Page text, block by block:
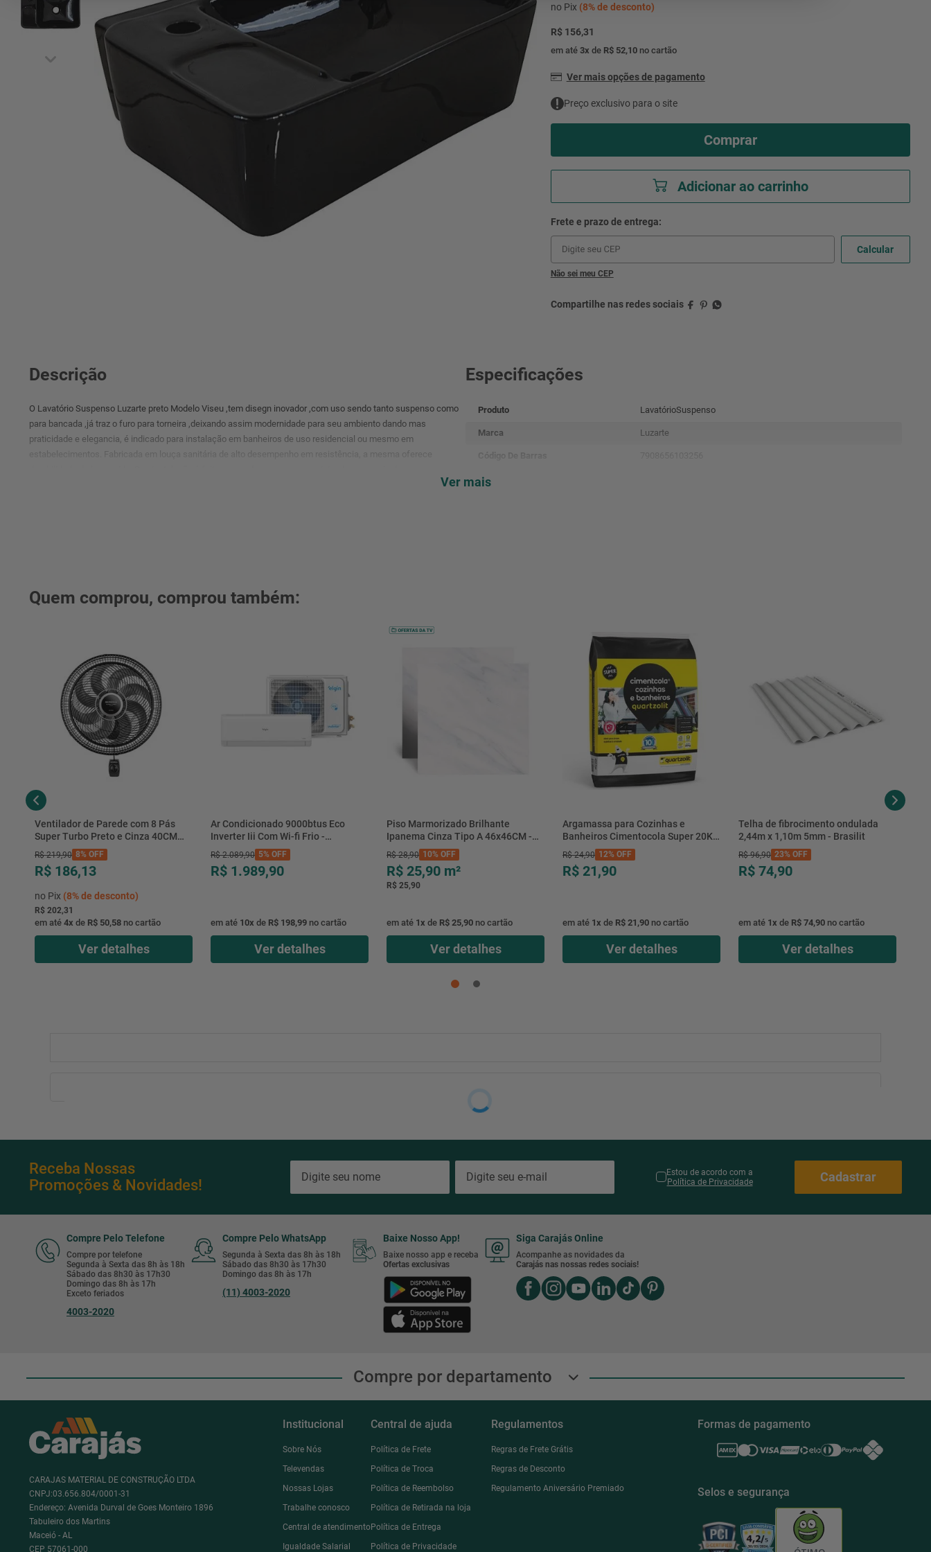
no Pix (8%de desconto)
R$ 156,31
em até 3x de R$ 52,10no cartão
Ver mais opções de pagamento
Preço exclusivo para o site
Comprar
Adicionar ao carrinho
Não sei meu CEP
Descrição
O Lavatório Suspenso Luzarte preto Modelo Viseu ,tem disegn inovador ,com uso sendo tanto suspenso como
para bancada ,já traz o furo para torneira ,deixando assim modernidade para seu ambiento dando mas
praticidade e elegancia, é indicado para instalação em banheiros de uso residencial ou mesmo em
estabelecimentos. Fabricada em louça sanitária de alto desempenho em resistência, a mesma oferece
Especificações
Produto LavatórioSuspenso
Marca Luzarte
Referência
Ver mais
Quem comprou, comprou também:
Ventilador de Parede com 8 Pás
Super Turbo Preto e Cinza 40CM
220V 140W - VTX-40P-8P - Mondial
R$ 219,90 8% OFF
R$ 186,13
no Pix (8%de desconto)
R$ 202,31
em até 4x de R$ 50,58 no cartão
Ver detalhes
Ar Condicionado 9000btus Eco
Inverter Iii Com Wi-fi Frio -
Hjfe09c2cg|hjfi09c2wg - Elgin
R$ 2.089,90 5% OFF
R$ 1.989,90
em até 10x de R$ 198,99 no cartão
Ver detalhes
Piso Marmorizado Brilhante
Ipanema Cinza Tipo A 46x46CM -
01.012771 - Cerbras
R$ 28,90 10% OFF
R$ 25,90 m²
R$ 25,90
em até 1x de R$ 25,90 no cartão
Ver detalhes
Argamassa para Cozinhas e
Banheiros Cimentocola Super 20KG
- 0118.00001.0020PL - Quartzolit
R$ 24,90 12% OFF
R$ 21,90
em até 1x de R$ 21,90 no cartão
Ver detalhes
Telha de fibrocimento ondulada
2,44m x 1,10m 5mm - Brasilit
R$ 96,90 23% OFF
R$ 74,90
em até 1x de R$ 74,90 no cartão
Ver detalhes
Receba Nossas
Promoções & Novidades!
Estou de acordo com a
Política de Privacidade
Cadastrar
Compre Pelo Telefone
Compre por telefone
Segunda à Sexta das 8h às 18h
Sábado das 8h30 às 17h30
Domingo das 8h às 17h
Exceto feriados
4003-2020
Compre Pelo WhatsApp
Segunda à Sexta das 8h às 18h
Sábado das 8h30 às 17h30
Domingo das 8h às 17h
(11) 4003-2020
Baixe Nosso App!
Baixe nosso app e receba
Ofertas exclusivas
Siga Carajás Online
Acompanhe as novidades da
Carajás nas nossas redes sociais!
Compre por departamento
CARAJAS MATERIAL DE CONSTRUÇÃO LTDA
CNPJ:03.656.804/0001-31
Endereço: Avenida Durval de Goes Monteiro 1896
Tabuleiro dos Martins
Maceió - AL
CEP 57061-000
Institucional
Sobre Nós
Televendas
Nossas Lojas
Trabalhe conosco
Central de atendimento
Igualdade Salarial
Central de ajuda
Política de Frete
Política de Troca
Política de Reembolso
Política de Retirada na loja
Política de Entrega
Política de Privacidade
Regulamentos
Regras de Frete Grátis
Regras de Desconto
Regulamento Aniversário Premiado
Formas de pagamento
Selos e segurança
9º mesa
10
condicionado